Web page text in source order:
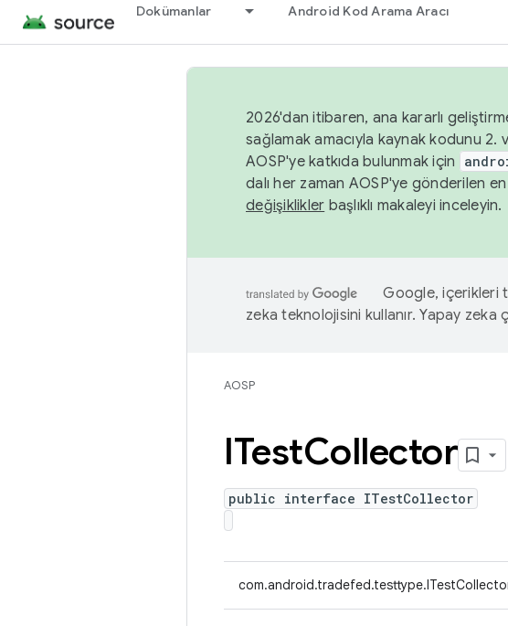
Dokümanlar Android Kod Arama Aracı
2026'dan itibaren, ana kararlı
sağlamak amacıyla kaynak kodunu 2.
AOSP'ye katkıda bulunmak için
dalı her zaman AOSP'ye gönderilen
değişiklikler başlıklı makaleyi inceleyin.
Google, içerikleri
zeka teknolojisini kullanır. Yapay
AOSP
ITestCollector
public interface ITestCollector